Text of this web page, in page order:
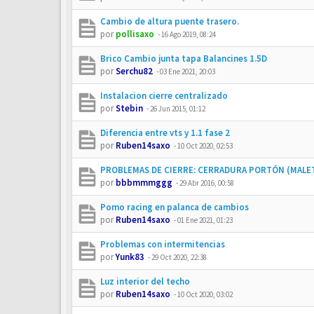
Cambio de altura puente trasero.
porpollisaxo -16 Ago 2019, 08:24
Brico Cambio junta tapa Balancines 1.5D
porSerchu82 -03 Ene 2021, 20:03
Instalacion cierre centralizado
porStebin -26 Jun 2015, 01:12
Diferencia entre vts y 1.1 fase 2
porRuben14saxo -10 Oct 2020, 02:53
PROBLEMAS DE CIERRE: CERRADURA PORTÓN
porbbbmmmggg -29 Abr 2016, 00:58
Pomo racing en palanca de cambios
porRuben14saxo -01 Ene 2021, 01:23
Problemas con intermitencias
porYunk83 -29 Oct 2020, 22:38
Luz interior del techo
porRuben14saxo -10 Oct 2020, 03:02